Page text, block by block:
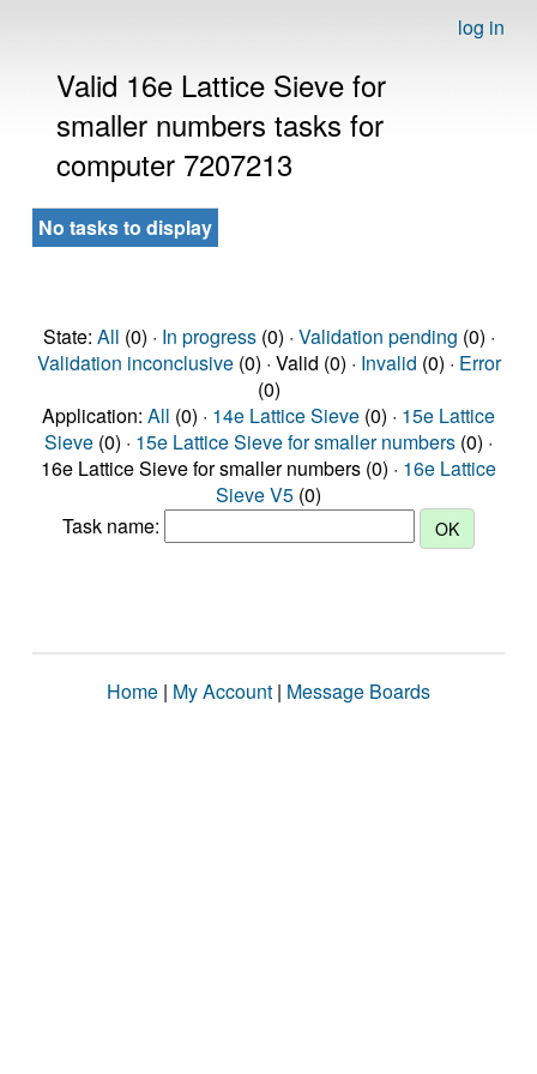
log in
Valid 16e Lattice Sieve for
smaller numbers tasks for
computer 7207213
No tasks to display
State: All (0) · In progress(0) · Validation pending (0) ·
Validation inconclusive(0) · Valid (0) · Invalid (0) · Error
(0)
Application: All (0) · 14e Lattice Sieve (0) · 15e Lattice
Sieve (0) · 15e Lattice Sieve for smaller numbers (0) ·
16e Lattice Sieve for smaller numbers (0) · 16e Lattice
Sieve V5 (0)
Task name:
Home | My Account | Message Boards